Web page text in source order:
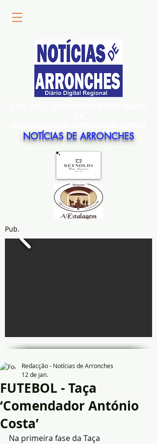
NOTÍCIAS DE ARRONCHES
Pub.
FUTEBOL - Taça
‘Comendador António
Costa’
Redacção - Notícias de Arronches
12 de jan.
Na primeira fase da Taça